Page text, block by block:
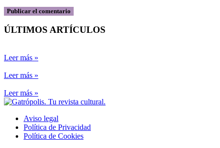
ÚLTIMOS ARTÍCULOS
Leer más »
Leer más »
Leer más »
Aviso legal
Política de Privacidad
Política de Cookies